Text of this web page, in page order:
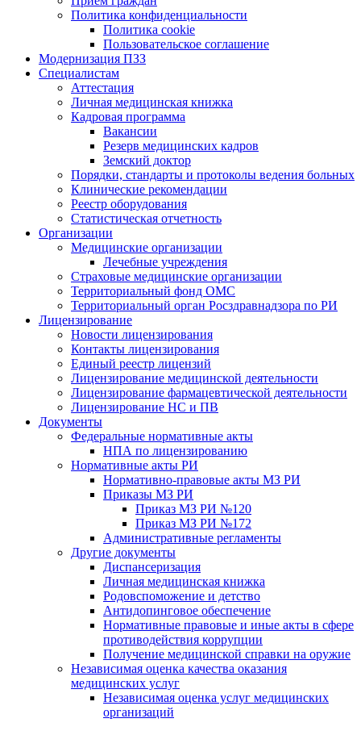
Политика конфиденциальности
Политика cookie
Пользовательское соглашение
Модернизация ПЗЗ
Специалистам
Аттестация
Личная медицинская книжка
Кадровая программа
Вакансии
Резерв медицинских кадров
Земский доктор
Порядки, стандарты и протоколы ведения больных
Клинические рекомендации
Реестр оборудования
Статистическая отчетность
Организации
Медицинские организации
Лечебные учреждения
Страховые медицинские организации
Территориальный фонд ОМС
Территориальный орган Росздравнадзора по РИ
Лицензирование
Новости лицензирования
Контакты лицензирования
Единый реестр лицензий
Лицензирование медицинской деятельности
Лицензирование фармацевтической деятельности
Лицензирование НС и ПВ
Документы
Федеральные нормативные акты
НПА по лицензированию
Нормативные акты РИ
Нормативно-правовые акты МЗ РИ
Приказы МЗ РИ
Приказ МЗ РИ №120
Приказ МЗ РИ №172
Административные регламенты
Другие документы
Диспансеризация
Личная медицинская книжка
Родовспоможение и детство
Антидопинговое обеспечение
Нормативные правовые и иные акты в сфере
противодействия коррупции
Получение медицинской справки на оружие
Независимая оценка качества оказания
медицинских услуг
Независимая оценка услуг медицинскиx
организаций